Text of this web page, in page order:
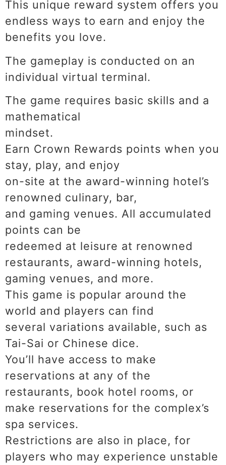
This unique reward system offers you
endless ways to earn and enjoy the
benefits you love.
The gameplay is conducted on an
individual virtual terminal.
The game requires basic skills and a
mathematical
mindset.
Earn Crown Rewards points when you
stay, play, and enjoy
on-site at the award-winning hotel’s
renowned culinary, bar,
and gaming venues. All accumulated
points can be
redeemed at leisure at renowned
restaurants, award-winning hotels,
gaming venues, and more.
This game is popular around the
world and players can find
several variations available, such as
Tai-Sai or Chinese dice.
You’ll have access to make
reservations at any of the
restaurants, book hotel rooms, or
make reservations for the complex’s
spa services.
Restrictions are also in place, for
players who may experience unstable